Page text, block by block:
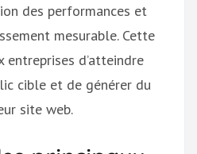
des performances et
mesurable. Cette
entreprises d’atteindre
cible et de générer du
site web.